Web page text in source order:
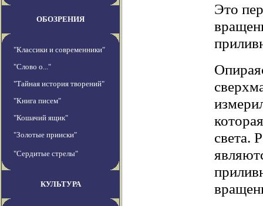
ОБОЗРЕНИЯ
"Классики и современники"
"Слово о..."
"Тайная история творений"
"Книга писем"
"Кошачий ящик"
"Золотые прииски"
"Сердитые стрелы"
КУЛЬТУРА
Это
света.